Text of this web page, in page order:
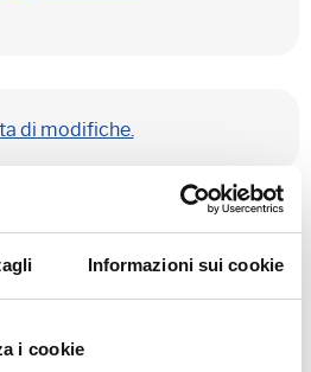
Informazioni sui cookie
i cookie
di modifiche.
di domenica 26